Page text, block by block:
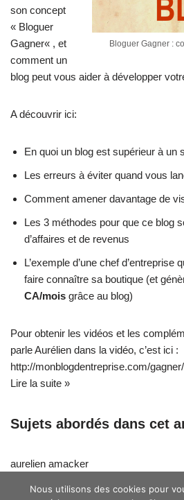
Bloguer Gagner :
son concept
« Bloguer
Gagner« , et
comment un
blog peut vous aider à développer
A découvrir ici:
En quoi un blog est supérieur à un
Les erreurs à éviter quand vous
Comment amener davantage de
Les 3 méthodes pour que ce blog
d’affaires et de revenus
L’exemple d’une chef d’entreprise
faire connaître sa boutique (et
CA/mois grâce au blog)
Pour obtenir les vidéos et les
parle Aurélien dans la vidéo, c’est ici :
http://monblogdentreprise.com/gagner/
Lire la suite »
Sujets abordés dans cet
aurelien amacker
Nous utilisons des cookies pour